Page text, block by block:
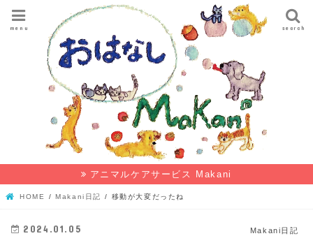
search
menu
アニマルケアサービス Makani
HOME Makani日記 移動が大変だったね
Makani日記
2024.01.05